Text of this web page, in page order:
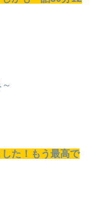
た！もう最高で